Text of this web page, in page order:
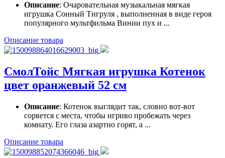
Описание: Очаровательная музыкальная мягкая
игрушка Сонный Тигруля , выполненная в виде героя
популярного мультфильма Винии пух и ...
Описание товара
СмолТойс Мягкая игрушка Котенок
цвет оранжевый 52 см
Описание: Котенок выглядит так, словно вот-вот
сорвется с места, чтобы игриво пробежать через
комнату. Его глаза азартно горят, а ...
Описание товара